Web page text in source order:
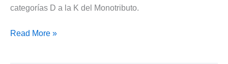
categorías D a la K del Monotributo.
AFIP:
Read More »